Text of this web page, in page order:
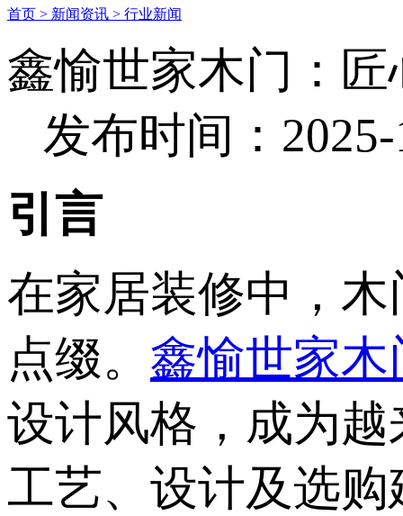
首页 > 新闻资讯 > 行业新闻
鑫愉世家木门：
发布时间：
引言‌
在家居装修中，
点缀。‌ 鑫愉世家木
设计风格，成为
工艺、设计及选